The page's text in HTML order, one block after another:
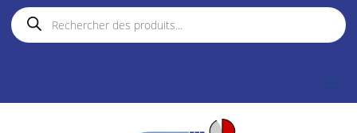
Recherche
de
produits